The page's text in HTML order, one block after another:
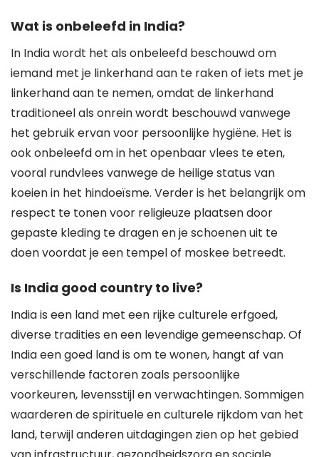
Wat is onbeleefd in India?
In India wordt het als onbeleefd beschouwd om
iemand met je linkerhand aan te raken of iets met je
linkerhand aan te nemen, omdat de linkerhand
traditioneel als onrein wordt beschouwd vanwege
het gebruik ervan voor persoonlijke hygiëne. Het is
ook onbeleefd om in het openbaar vlees te eten,
vooral rundvlees vanwege de heilige status van
koeien in het hindoeïsme. Verder is het belangrijk om
respect te tonen voor religieuze plaatsen door
gepaste kleding te dragen en je schoenen uit te
doen voordat je een tempel of moskee betreedt.
Is India good country to live?
India is een land met een rijke culturele erfgoed,
diverse tradities en een levendige gemeenschap. Of
India een goed land is om te wonen, hangt af van
verschillende factoren zoals persoonlijke
voorkeuren, levensstijl en verwachtingen. Sommigen
waarderen de spirituele en culturele rijkdom van het
land, terwijl anderen uitdagingen zien op het gebied